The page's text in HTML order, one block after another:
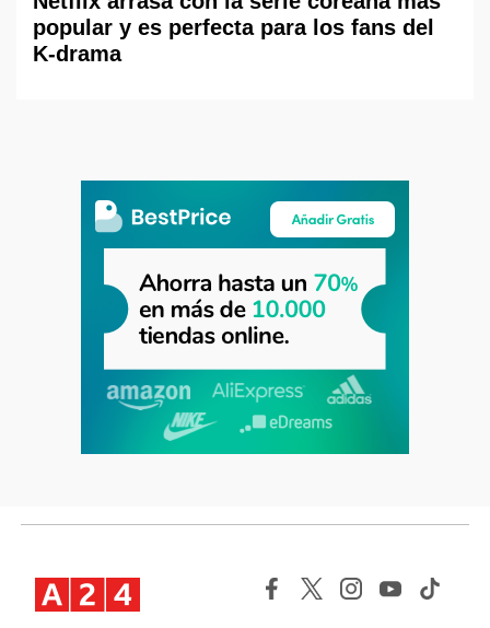
popular y es perfecta para los fans del
K-drama